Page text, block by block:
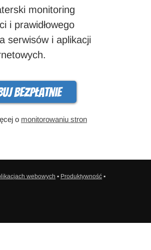
monitoring
i prawidłowego
serwisów i aplikacji
bezpłatnie
o monitorowaniu stron
webowych ▪ Produktywność ▪